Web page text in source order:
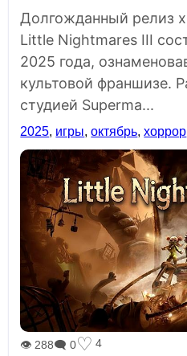
Долгожданный релиз
Little Nightmares III
2025 года,
культовой франшизе.
студией Superma...
2025, игры,октябрь,хоррор
👁 288🗨 0♡ 4